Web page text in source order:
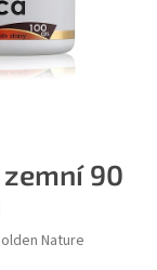
90
Nature